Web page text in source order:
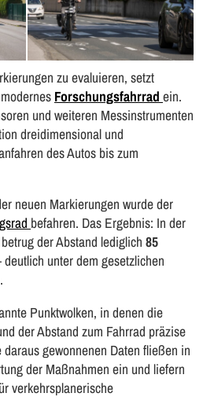
zu evaluieren, setzt
Forschungsfahrrad ein.
und weiteren Messinstrumenten
dreidimensional und
des Autos bis zum
neuen Markierungen wurde der
befahren. Das Ergebnis: In der
der Abstand lediglich 85
deutlich unter dem gesetzlichen
Punktwolken, in denen die
der Abstand zum Fahrrad präzise
gewonnenen Daten fließen in
der Maßnahmen ein und liefern
verkehrsplanerische